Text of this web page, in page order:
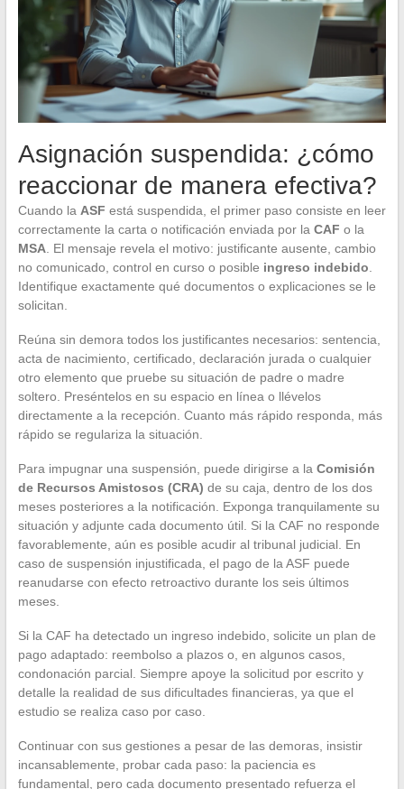
Asignación suspendida: ¿cómo
reaccionar de manera efectiva?
Cuando la ASF está suspendida, el primer paso consiste en leer
correctamente la carta o notificación enviada por la CAF o la
MSA. El mensaje revela el motivo: justificante ausente, cambio
no comunicado, control en curso o posible ingreso indebido
Identifique exactamente qué documentos o explicaciones se le
solicitan.
Reúna sin demora todos los justificantes necesarios: sentencia,
acta de nacimiento, certificado, declaración jurada o cualquier
otro elemento que pruebe su situación de padre o madre
soltero. Preséntelos en su espacio en línea o llévelos
directamente a la recepción. Cuanto más rápido responda, más
rápido se regulariza la situación.
Para impugnar una suspensión, puede dirigirse a la Comisión
de Recursos Amistosos (CRA) de su caja, dentro de los dos
meses posteriores a la notificación. Exponga tranquilamente su
situación y adjunte cada documento útil. Si la CAF no responde
favorablemente, aún es posible acudir al tribunal judicial. En
caso de suspensión injustificada, el pago de la ASF puede
reanudarse con efecto retroactivo durante los seis últimos
meses.
Si la CAF ha detectado un ingreso indebido, solicite un plan de
pago adaptado: reembolso a plazos o, en algunos casos,
condonación parcial. Siempre apoye la solicitud por escrito y
detalle la realidad de sus dificultades financieras, ya que el
estudio se realiza caso por caso.
Continuar con sus gestiones a pesar de las demoras, insistir
incansablemente, probar cada paso: la paciencia es
fundamental, pero cada documento presentado refuerza el